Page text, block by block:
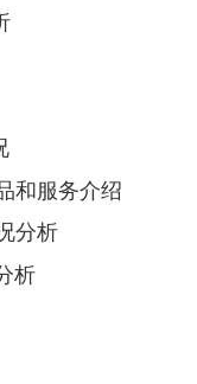
和服务介绍
分析
析